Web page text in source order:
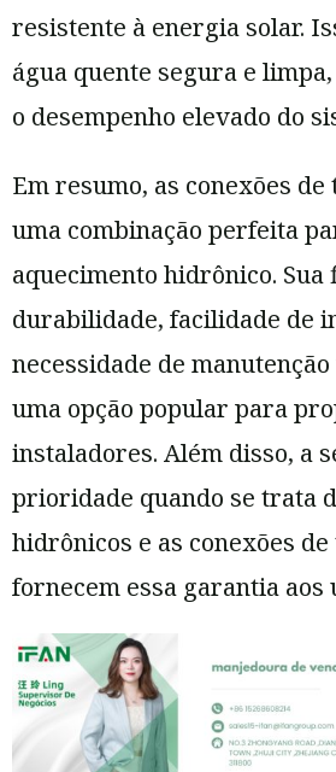
resistente à energia solar.
água quente segura e
o desempenho elevado do
Em resumo, as conexões de
uma combinação perfeita
aquecimento hidrônico.
durabilidade, facilidade de
necessidade de
uma opção popular para
instaladores. Além disso, a
prioridade quando se trata
hidrônicos e as conexões de
fornecem essa garantia aos